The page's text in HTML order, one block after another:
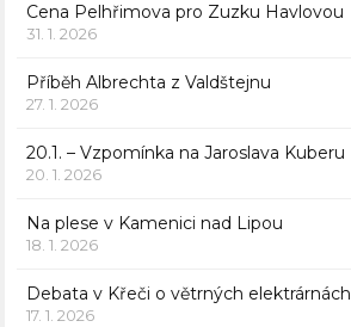
Cena Pelhřimova pro Zuzku Havlovou
31. 1. 2026
Příběh Albrechta z Valdštejnu
27. 1. 2026
20.1. – Vzpomínka na Jaroslava Kuberu
20. 1. 2026
Na plese v Kamenici nad Lipou
18. 1. 2026
Debata v Křeči o větrných elektrárnách
17. 1. 2026